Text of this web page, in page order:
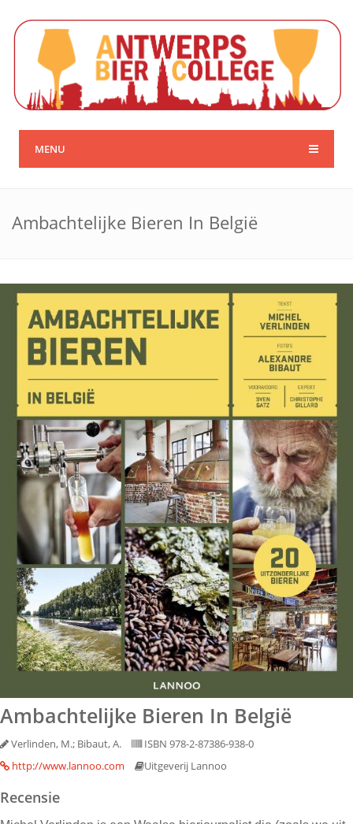
MENU
Ambachtelijke Bieren In België
Ambachtelijke Bieren In België
Verlinden, M.; Bibaut, A.
ISBN 978-2-87386-938-0
http://www.lannoo.com
Uitgeverij Lannoo
Recensie